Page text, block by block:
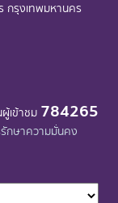
กรุงเทพมหานคร
เข้าชม 784265
รักษาความมั่นคง